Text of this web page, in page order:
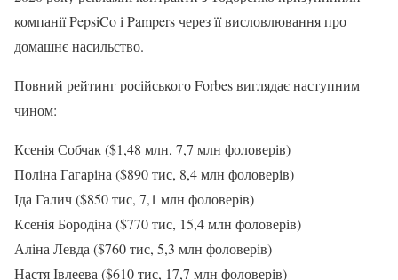
компанії PepsiCo і Pampers через її висловлювання про
домашнє насильство.
Повний рейтинг російського Forbes виглядає наступним
чином:
Ксенія Собчак ($1,48 млн, 7,7 млн фоловерів)
Поліна Гагаріна ($890 тис, 8,4 млн фоловерів)
Іда Галич ($850 тис, 7,1 млн фоловерів)
Ксенія Бородіна ($770 тис, 15,4 млн фоловерів)
Аліна Левда ($760 тис, 5,3 млн фоловерів)
Настя Івлеева ($610 тис, 17,7 млн фоловерів)